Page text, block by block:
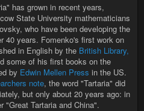
has grown in recent years,
State University mathematicians
who have been developing the
40 years. Fomenko's first work on
in English by the British Library,
some of his first books on the
by Edwin Mellen Press in the US.
note, the word "Tartaria" did
but only about 20 years ago: in
"Great Tartaria and China".